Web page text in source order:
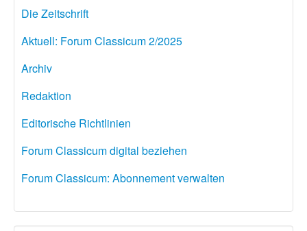
Die Zeitschrift
Aktuell: Forum Classicum 2/2025
Archiv
Redaktion
Editorische Richtlinien
Forum Classicum digital beziehen
Forum Classicum: Abonnement verwalten